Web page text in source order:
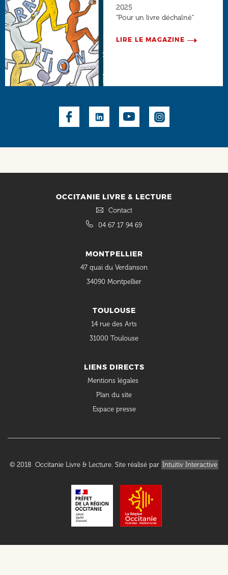
2025
"Pour un livre déchaîné"
LIRE LE MAGAZINE
OCCITANIE LIVRE & LECTURE
Contact
04 67 17 94 69
MONTPELLIER
47 quai du Verdanson
34090 Montpellier
TOULOUSE
14 rue des Arts
31000 Toulouse
LIENS DIRECTS
Mentions légales
Plan du site
Espace presse
© 2018 Occitanie Livre & Lecture. Site réalisé par Intuitiv Interactive